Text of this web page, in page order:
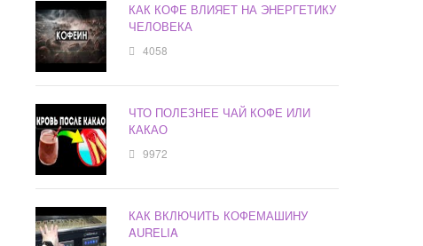
КАК КОФЕ ВЛИЯЕТ НА ЭНЕРГЕТИКУ
ЧЕЛОВЕКА
4058
ЧТО ПОЛЕЗНЕЕ ЧАЙ КОФЕ ИЛИ
КАКАО
9972
КАК ВКЛЮЧИТЬ КОФЕМАШИНУ
AURELIA